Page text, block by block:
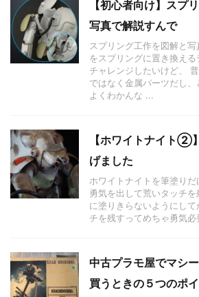
【初心者向け】スプ
写真で解説すんで
スプリング工作を図解と
をスプリングに置き換え
チャレンジしたいけど、
ではなく金属パーツだし
よくわかんな ...
【ホワイトナイト②
げました
ホワイトナイトを筆塗り
勇気を出して荒いタッチ
に塗りきらないようにし
チを残すってめちゃ勇気
中古プラモ屋でマシ
買うときの５つのポ